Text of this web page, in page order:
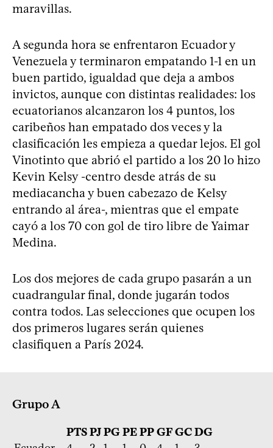
maravillas.
A segunda hora se enfrentaron Ecuador y
Venezuela y terminaron empatando 1-1 en un
buen partido, igualdad que deja a ambos
invictos, aunque con distintas realidades: los
ecuatorianos alcanzaron los 4 puntos, los
caribeños han empatado dos veces y la
clasificación les empieza a quedar lejos. El gol
Vinotinto que abrió el partido a los 20 lo hizo
Kevin Kelsy -centro desde atrás de su
mediacancha y buen cabezazo de Kelsy
entrando al área-, mientras que el empate
cayó a los 70 con gol de tiro libre de Yaimar
Medina.
Los dos mejores de cada grupo pasarán a un
cuadrangular final, donde jugarán todos
contra todos. Las selecciones que ocupen los
dos primeros lugares serán quienes
clasifiquen a París 2024.
Grupo A
PTSPJPGPEPPGFGCDG